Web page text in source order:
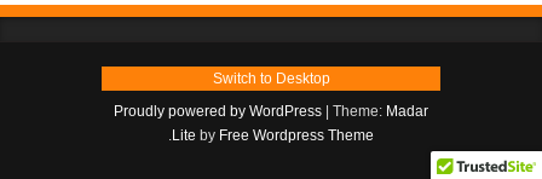
Switch to Desktop
Proudly powered by WordPress
Theme: Madar
Lite by Free Wordpress Theme
.